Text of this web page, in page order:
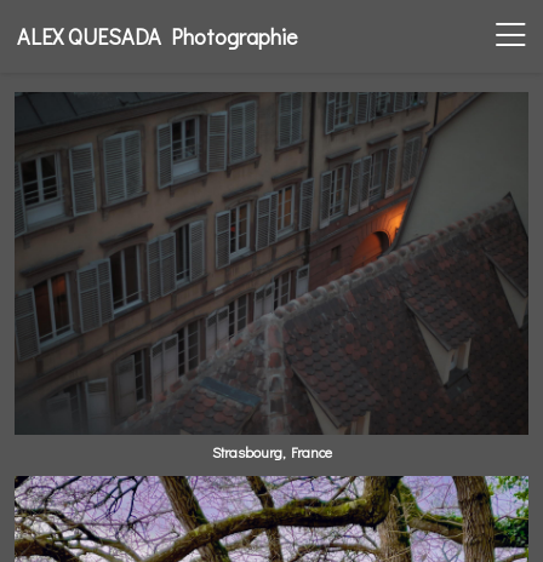
ALEX QUESADA Photographie
Strasbourg, France